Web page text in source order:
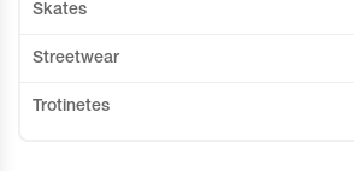
Skates
Streetwear
Trotinetes